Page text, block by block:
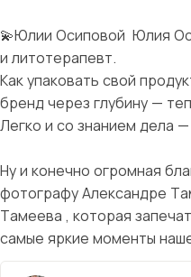
💫Юлии Осиповой Юлия
и литотерапевт.
Как упаковать свой
бренд через глубину —
Легко и со знанием дела
Ну и конечно огромная
фотографу Александре
Тамеева , которая
самые яркие моменты